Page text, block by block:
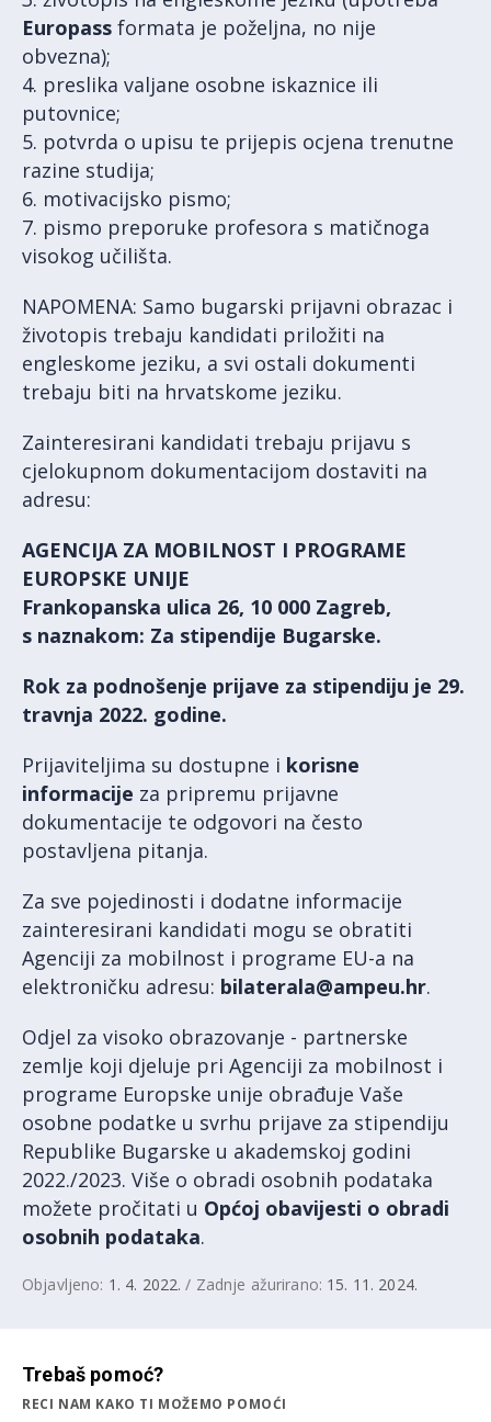
Europass formata je poželjna, no nije
obvezna);
4. preslika valjane osobne iskaznice ili
putovnice;
5. potvrda o upisu te prijepis ocjena trenutne
razine studija;
6. motivacijsko pismo;
7. pismo preporuke profesora s matičnoga
visokog učilišta.
NAPOMENA: Samo bugarski prijavni obrazac i
životopis trebaju kandidati priložiti na
engleskome jeziku, a svi ostali dokumenti
trebaju biti na hrvatskome jeziku.
Zainteresirani kandidati trebaju prijavu s
cjelokupnom dokumentacijom dostaviti na
adresu:
AGENCIJA ZA MOBILNOST I PROGRAME
EUROPSKE UNIJE
Frankopanska ulica 26, 10 000 Zagreb,
s naznakom: Za stipendije Bugarske.
Rok za podnošenje prijave za stipendiju je 29.
travnja 2022. godine.
Prijaviteljima su dostupne i korisne
informacije za pripremu prijavne
dokumentacije te odgovori na često
postavljena pitanja.
Za sve pojedinosti i dodatne informacije
zainteresirani kandidati mogu se obratiti
Agenciji za mobilnost i programe EU-a na
elektroničku adresu: bilaterala@ampeu.hr.
Odjel za visoko obrazovanje - partnerske
zemlje koji djeluje pri Agenciji za mobilnost i
programe Europske unije obrađuje Vaše
osobne podatke u svrhu prijave za stipendiju
Republike Bugarske u akademskoj godini
2022./2023. Više o obradi osobnih podataka
možete pročitati u Općoj obavijesti o obradi
osobnih podataka.
Objavljeno: 1. 4. 2022. / Zadnje ažurirano: 15. 11. 2024.
Trebaš pomoć?
RECI NAM KAKO TI MOŽEMO POMOĆI